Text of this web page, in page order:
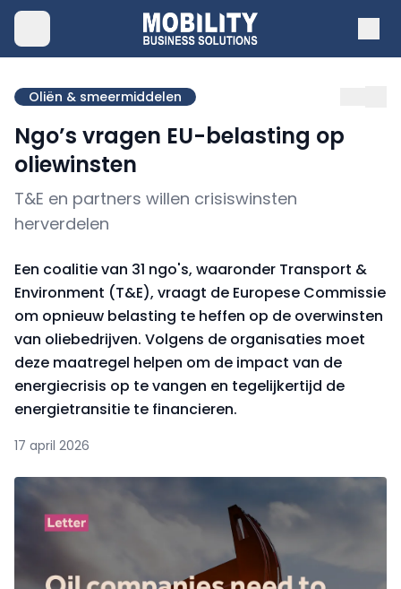
Oliën & smeermiddelen
Ngo’s vragen EU-belasting op
oliewinsten
T&E en partners willen crisiswinsten
herverdelen
Een coalitie van 31 ngo's, waaronder Transport &
Environment (T&E), vraagt de Europese Commissie
om opnieuw belasting te heffen op de overwinsten
van oliebedrijven. Volgens de organisaties moet
deze maatregel helpen om de impact van de
energiecrisis op te vangen en tegelijkertijd de
energietransitie te financieren.
17 april 2026